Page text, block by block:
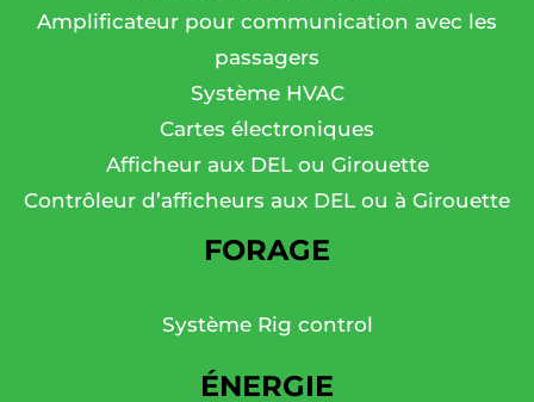
Amplificateur pour communication avec les
passagers
Système HVAC
Cartes électroniques
Afficheur aux DEL ou Girouette
Contrôleur d’afficheurs aux DEL ou à Girouette
FORAGE
Système Rig control
ÉNERGIE